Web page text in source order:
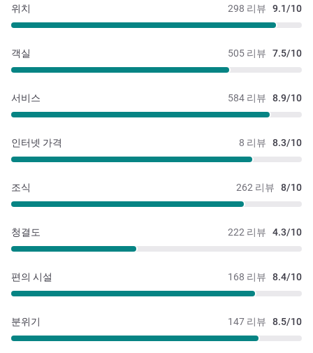
298 리뷰 9.1/10
위치
505 리뷰 7.5/10
객실
584 리뷰 8.9/10
서비스
8 리뷰 8.3/10
인터넷 가격
262 리뷰 8/10
조식
222 리뷰 4.3/10
청결도
168 리뷰 8.4/10
편의 시설
147 리뷰 8.5/10
분위기